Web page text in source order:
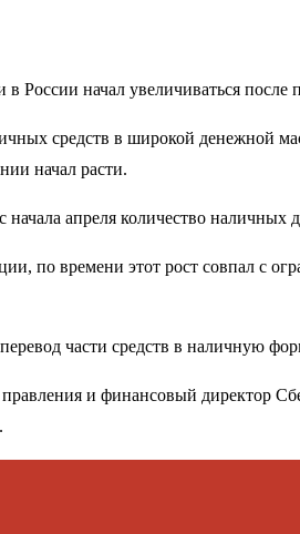
России начал увеличиваться
средств в широкой денежной
начал расти.
начала апреля количество
по времени этот рост совпал с
части средств в наличную
правления и финансовый директор